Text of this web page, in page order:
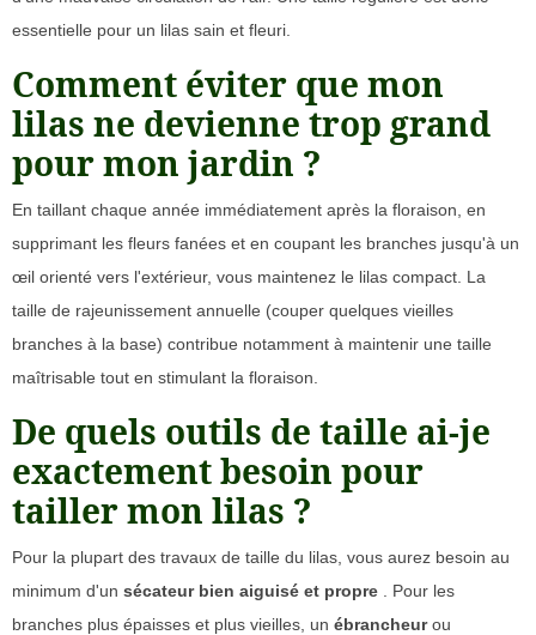
essentielle pour un lilas sain et fleuri.
Comment éviter que mon
lilas ne devienne trop grand
pour mon jardin ?
En taillant chaque année immédiatement après la floraison, en
supprimant les fleurs fanées et en coupant les branches jusqu'à un
œil orienté vers l'extérieur, vous maintenez le lilas compact. La
taille de rajeunissement annuelle (couper quelques vieilles
branches à la base) contribue notamment à maintenir une taille
maîtrisable tout en stimulant la floraison.
De quels outils de taille ai-je
exactement besoin pour
tailler mon lilas ?
Pour la plupart des travaux de taille du lilas, vous aurez besoin au
minimum d'un sécateur bien aiguisé et propre . Pour les
branches plus épaisses et plus vieilles, un ébrancheurou